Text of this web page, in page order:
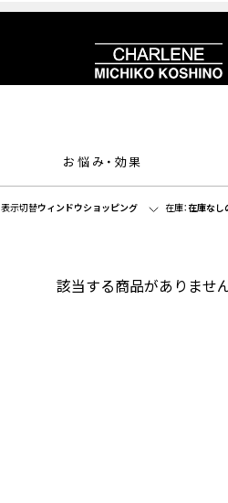
お悩み・効果
表示切替ウィンドウショッピング 在庫：在庫なし
該当する商品がありません